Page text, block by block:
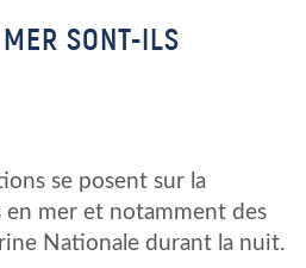
SONT-ILS
se posent sur la
en mer et notamment des
Nationale durant la nuit.